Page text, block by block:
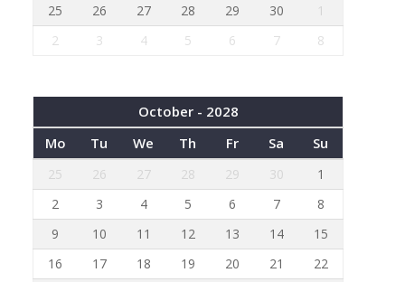
25
26 27 28 29 30
1
2
3 4 5 6 7 8
October - 2028
Mo
Tu We Th Fr Sa Su
25 26 27 28 29 30
1
2
3 4 5 6 7
8
9
10 11 12 13 14
15
16
17 18 19 20 21
22